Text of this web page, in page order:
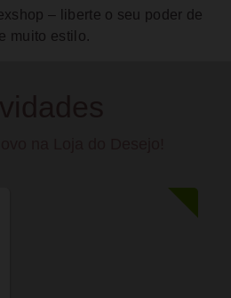
– liberte o seu poder de
muito estilo.